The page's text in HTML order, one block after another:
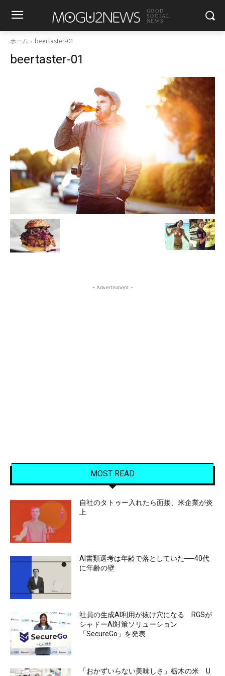
GOOD
SOCIAL
NEWS
ホーム beertaster-01
beertaster-01
- Advertisment -
MOST READ
自社のタトゥー入れたら面接、米企業が炎
上
AI書類選考は年齢で落としていた──40代
に年齢の壁
社員の生成AI利用が抜け穴になる RGSが
シャドーAI対策ソリューション
「SecureGo」を発表
「おかずいらない美味しさ」栃木の米 U